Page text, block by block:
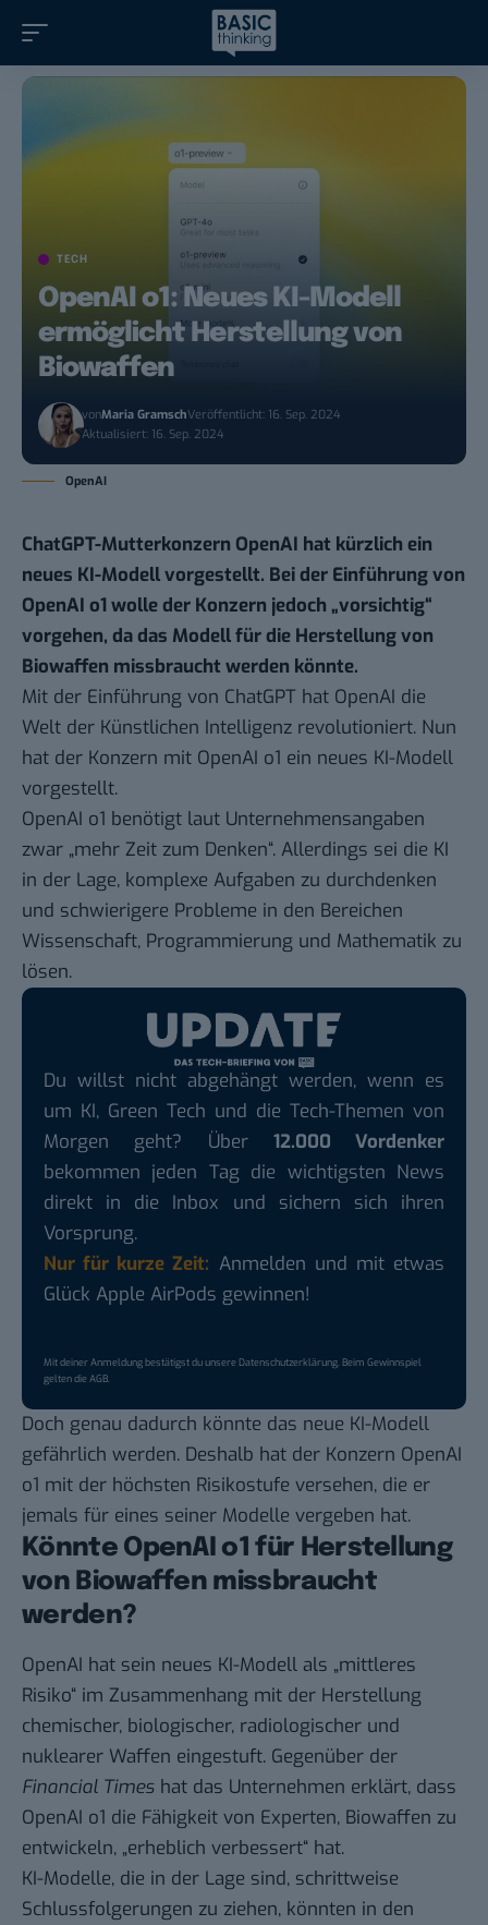
TECH
OpenAI o1: Neues KI-Modell
ermöglicht Herstellung von
Biowaffen
vonMaria GramschVeröffentlicht: 16. Sep. 2024
Aktualisiert: 16. Sep. 2024
OpenAI
ChatGPT-Mutterkonzern OpenAI hat kürzlich ein
neues KI-Modell vorgestellt. Bei der Einführung von
OpenAI o1 wolle der Konzern jedoch „vorsichtig“
vorgehen, da das Modell für die Herstellung von
Biowaffen missbraucht werden könnte.
Mit der Einführung von ChatGPT hat OpenAI die
Welt der Künstlichen Intelligenz revolutioniert. Nun
hat der Konzern mit OpenAI o1 ein neues KI-Modell
vorgestellt.
OpenAI o1 benötigt laut Unternehmensangaben
zwar „mehr Zeit zum Denken“. Allerdings sei die KI
in der Lage, komplexe Aufgaben zu durchdenken
und schwierigere Probleme in den Bereichen
Wissenschaft, Programmierung und Mathematik zu
lösen.
Du willst nicht abgehängt werden, wenn es
um KI, Green Tech und die Tech-Themen von
Morgen geht? Über 12.000 Vordenker
bekommen jeden Tag die wichtigsten News
direkt in die Inbox und sichern sich ihren
Vorsprung.
Nur für kurze Zeit: Anmelden und mit etwas
Glück Apple AirPods gewinnen!
Mit deiner Anmeldung bestätigst du unsereDatenschutzerklärung. Beim Gewinnspiel
gelten dieAGB.
Doch genau dadurch könnte das neue KI-Modell
gefährlich werden. Deshalb hat der Konzern OpenAI
o1 mit der höchsten Risikostufe versehen, die er
jemals für eines seiner Modelle vergeben hat.
Könnte OpenAI o1 für Herstellung
von Biowaffen missbraucht
werden?
OpenAI hat sein neues KI-Modell als „mittleres
Risiko“ im Zusammenhang mit der Herstellung
chemischer, biologischer, radiologischer und
nuklearer Waffen eingestuft. Gegenüber der
Financial Times hat das Unternehmen erklärt, dass
OpenAI o1 die Fähigkeit von Experten, Biowaffen zu
entwickeln, „erheblich verbessert“ hat.
KI-Modelle, die in der Lage sind, schrittweise
Schlussfolgerungen zu ziehen, könnten in den